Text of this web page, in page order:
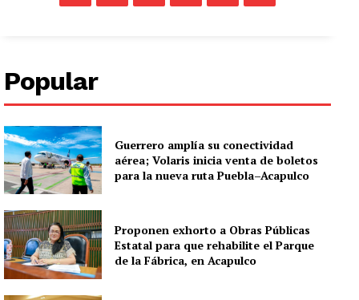
Popular
Guerrero amplía su conectividad
aérea; Volaris inicia venta de boletos
para la nueva ruta Puebla–Acapulco
Proponen exhorto a Obras Públicas
Estatal para que rehabilite el Parque
de la Fábrica, en Acapulco